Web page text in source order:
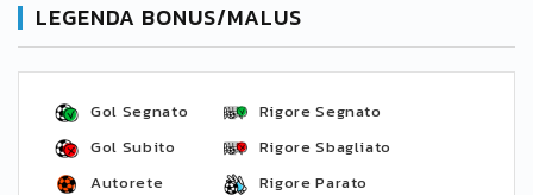
LEGENDA BONUS/MALUS
Gol Segnato
Gol Subito
Autorete
Rigore Segnato
Rigore Sbagliato
Rigore Parato